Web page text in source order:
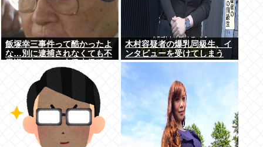
飯塚幸三事件って酷かったよ
な…別に逮捕されなくても不
れまくってさ
木村容疑者の爆乳同級生、イ
ンタビューを受けてしまう
www